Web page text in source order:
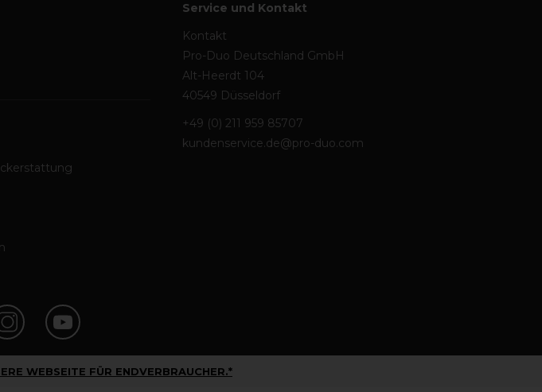
Service und Kontakt
Kontakt
Pro-Duo Deutschland GmbH
Alt-Heerdt 104
40549 Düsseldorf
+49 (0) 211 959 85707
kundenservice.de@pro-duo.com
WEBSEITE FÜR ENDVERBRAUCHER.*